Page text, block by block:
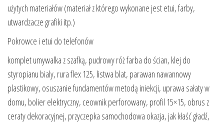
użytych materiałów (materiał z którego wykonane jest etui, farby,
utwardzacze grafiki itp.)
Pokrowce i etui do telefonów
komplet umywalka z szafką, pudrowy róż farba do ścian, klej do
styropianu bialy, rura flex 125, listwa blat, parawan nawannowy
plastikowy, osuszanie fundamentów metodą iniekcji, uprawa sałaty w
domu, bolier elektryczny, ceownik perforowany, profil 15×15, obrus z
ceraty dekoracyjnej, przyczepka samochodowa okazja, jak kłaść gładź,